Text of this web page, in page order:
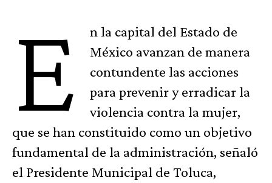
E
n la capital del Estado de
México avanzan de manera
contundente las acciones
para prevenir y erradicar la
violencia contra la mujer,
que se han constituido como un objetivo
fundamental de la administración, señaló
el Presidente Municipal de Toluca,